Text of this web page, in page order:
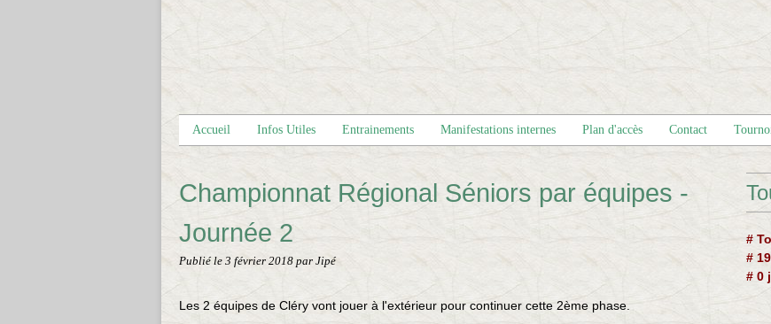
Accueil Infos Utiles Entrainements Manifestations internes Plan d'accès Contact
Championnat Régional Séniors par équipes -
Journée 2
Publié le 3 février 2018 par Jipé
Les 2 équipes de Cléry vont jouer à l'extérieur pour continuer cette 2ème phase.
#
#
# 0